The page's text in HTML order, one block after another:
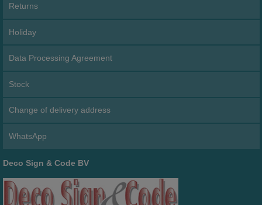
Returns
Holiday
Data Processing Agreement
Stock
Change of delivery address
WhatsApp
Deco Sign & Code BV